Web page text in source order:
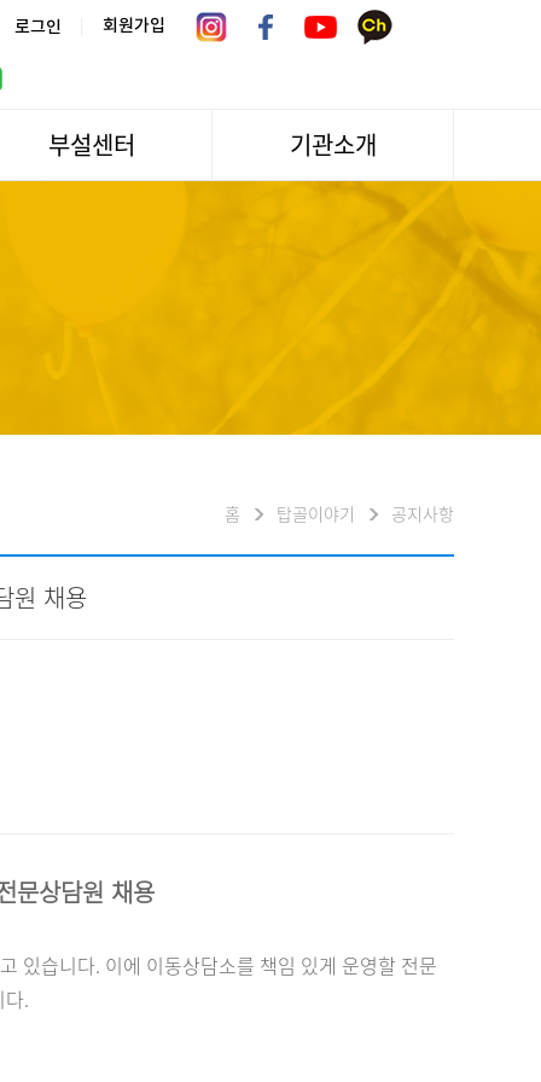
로그인 회원가입
부설센터 기관소개
기관방문/시설대관
오시는길
채용
홈 탑골이야기 공지사항
원 채용
문상담원 채용
있습니다. 이에 이동상담소를 책임 있게 운영할 전문
.